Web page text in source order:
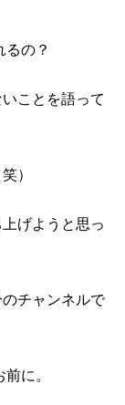
の？
ことを語って
）
げようと思っ
チャンネルで
に。